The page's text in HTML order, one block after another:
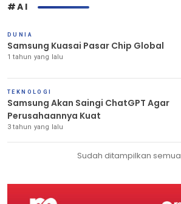
#AI
DUNIA
Samsung Kuasai Pasar Chip Global
1 tahun yang lalu
TEKNOLOGI
Samsung Akan Saingi ChatGPT Agar
Perusahaannya Kuat
3 tahun yang lalu
Sudah ditampilkan semua